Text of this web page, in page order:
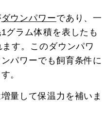
ダウンパワーであり、一
グラム体積を表したも
す。このダウンパワ
パワーでも飼育条件に
。
量して保温力を補いま